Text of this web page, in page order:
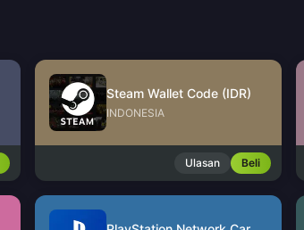
Steam Wallet Code (IDR)
INDONESIA
Ulasan Beli